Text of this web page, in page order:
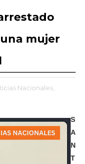
mujer
Nacionales,
S
A
N
T